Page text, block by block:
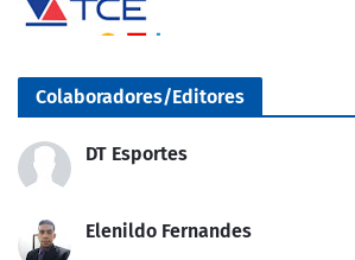
Colaboradores/Editores
DT Esportes
Elenildo Fernandes